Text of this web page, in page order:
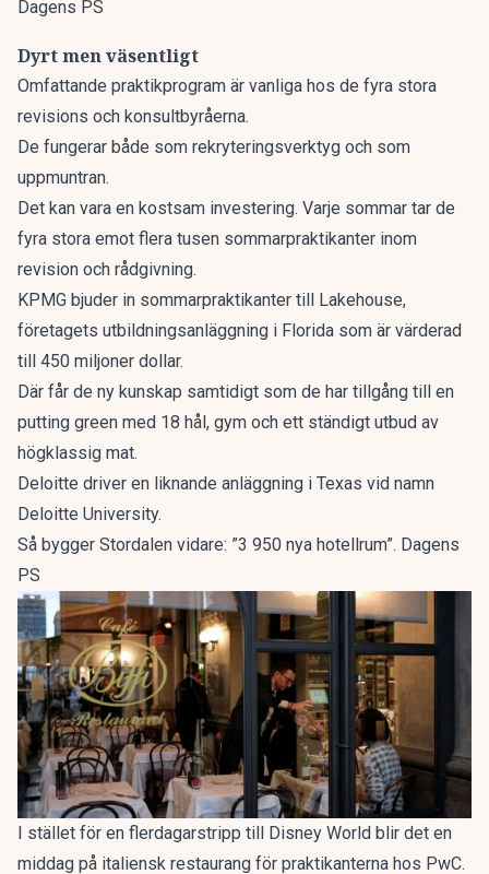
Dagens PS
Dyrt men väsentligt
Omfattande praktikprogram är vanliga hos de fyra stora
revisions och konsultbyråerna.
De fungerar både som rekryteringsverktyg och som
uppmuntran.
Det kan vara en kostsam investering. Varje sommar tar de
fyra stora emot flera tusen sommarpraktikanter inom
revision och rådgivning.
KPMG bjuder in sommarpraktikanter till Lakehouse,
företagets utbildningsanläggning i Florida som är värderad
till 450 miljoner dollar.
Där får de ny kunskap samtidigt som de har tillgång till en
putting green med 18 hål, gym och ett ständigt utbud av
högklassig mat.
Deloitte driver en liknande anläggning i Texas vid namn
Deloitte University.
Så bygger Stordalen vidare: ”3 950 nya hotellrum”. Dagens
PS
I stället för en flerdagarstripp till Disney World blir det en
middag på italiensk restaurang för praktikanterna hos PwC.